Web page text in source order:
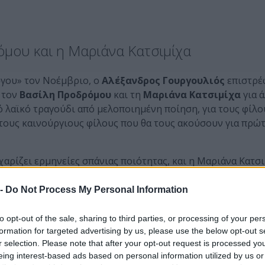
Do Not Process My Personal Information
opt-out of the sale, sharing to third parties, or processing of your
for targeted advertising by us, please use the below opt-out
selection. Please note that after your opt-out request is processed
interest-based ads based on personal information utilized by us
και η Μαριάνα Κατσιμίχα
τον Νοέμβριο, ο Αλέξανδρος Γουργουλιός
Βασίλη Προδρόμου και τη Μαριάνα Κατσιμίχαγια
λαϊκό τραγούδι από μελοποιημένη ποίηση, για τους
καινούργιους φίλους που θα τους ακούσουν για
ερμηνείες σπάνιας ποιότητας, και η Μαριάνα
ως εξαιρετική ερμηνεύτρια, συνδυάζουν τις
και, βαδίζοντας προς το παρελθόν της ελληνικής
τα πρώτα τραγούδια του Μίκη Θεοδωράκη: από τα
Αναγνωστάκη («οι στίχοι αυτοί μπορεί και να είναι οι
(«δεν είναι νωρίς, δεν είναι ούτ’ αργά, άναψε μια
θεούς («άνεμοι φύσηξαν ξανά, δαιμονισμένοι»), μέχρι
θα φέρει, Άννα μην κλαίς, εμένα δε με βάζουν στο